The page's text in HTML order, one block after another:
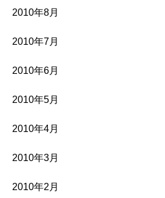
2010年8月
2010年7月
2010年6月
2010年5月
2010年4月
2010年3月
2010年2月